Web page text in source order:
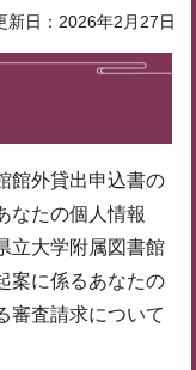
新日：2026年2月27日
館外貸出申込書の
なたの個人情報
立大学附属図書館
案に係るあなたの
審査請求について